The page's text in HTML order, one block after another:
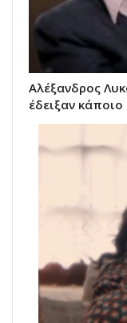
Αλέξανδρος
έδειξαν